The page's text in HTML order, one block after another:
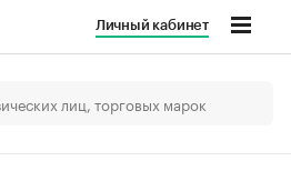
Личный кабинет